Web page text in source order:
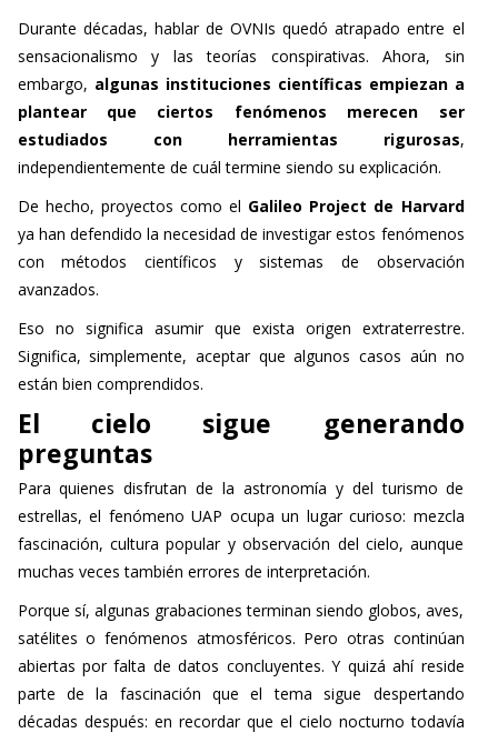
Durante décadas, hablar de OVNIs quedó atrapado entre el
sensacionalismo y las teorías conspirativas. Ahora, sin
embargo, algunas instituciones científicas empiezan a
plantear que ciertos fenómenos merecen ser
estudiados con herramientas rigurosas,
independientemente de cuál termine siendo su explicación.
De hecho, proyectos como el Galileo Project de Harvard
ya han defendido la necesidad de investigar estos fenómenos
con métodos científicos y sistemas de observación
avanzados.
Eso no significa asumir que exista origen extraterrestre.
Significa, simplemente, aceptar que algunos casos aún no
están bien comprendidos.
El cielo sigue generando
preguntas
Para quienes disfrutan de la astronomía y del turismo de
estrellas, el fenómeno UAP ocupa un lugar curioso: mezcla
fascinación, cultura popular y observación del cielo, aunque
muchas veces también errores de interpretación.
Porque sí, algunas grabaciones terminan siendo globos, aves,
satélites o fenómenos atmosféricos. Pero otras continúan
abiertas por falta de datos concluyentes. Y quizá ahí reside
parte de la fascinación que el tema sigue despertando
décadas después: en recordar que el cielo nocturno todavía